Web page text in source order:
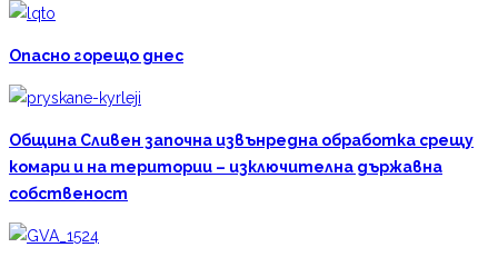
Опасно горещо днес
Община Сливен започна извънредна обработка срещу
комари и на територии – изключителна държавна
собственост